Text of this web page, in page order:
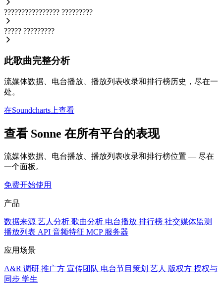
???????????????? ?????????
????? ?????????
此歌曲完整分析
流媒体数据、电台播放、播放列表收录和排行榜历史，尽在一
处。
在Soundcharts上查看
查看 Sonne 在所有平台的表现
流媒体数据、电台播放、播放列表收录和排行榜位置 — 尽在
一个面板。
免费开始使用
产品
数据来源 艺人分析 歌曲分析 电台播放 排行榜 社交媒体监测
播放列表 API 音频特征 MCP 服务器
应用场景
A&R 调研 推广方 宣传团队 电台节目策划 艺人 版权方 授权与
同步 学生